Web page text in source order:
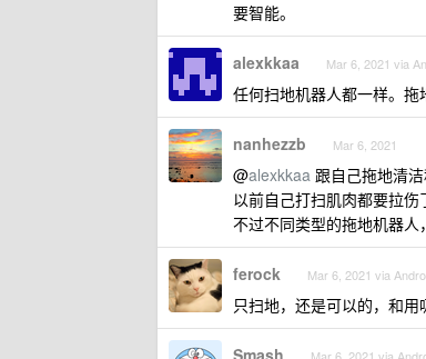
要智能。
alexkkaa Mar 6, 2021 via
任何扫地机器人都一样。
nanhezzb Mar 6, 2021
@alexkkaa 跟自己拖地清
以前自己打扫肌肉都要拉伤
不过不同类型的拖地机器人
ferock Mar 6, 2021 via
只扫地，还是可以的，和
Smash